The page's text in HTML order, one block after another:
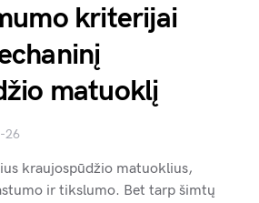
kriterijai
matuoklį
26
kraujospūdžio matuoklius,
ir tikslumo. Bet tarp šimtų